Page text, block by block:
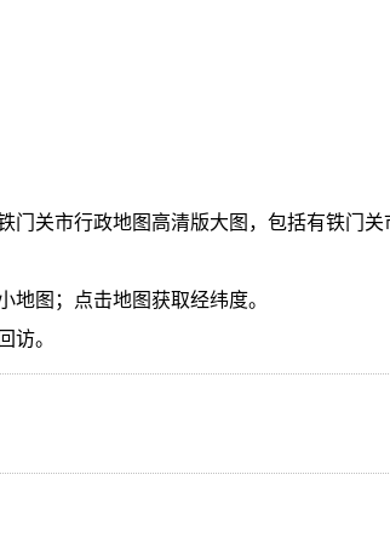
门关市行政地图高清版大图，包括有铁门
地图；点击地图获取经纬度。
访。